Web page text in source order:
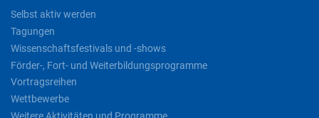
Selbst aktiv werden
Tagungen
Wissenschaftsfestivals und -shows
Förder-, Fort- und Weiterbildungsprogramme
Vortragsreihen
Wettbewerbe
Weitere Aktivitäten und Programme